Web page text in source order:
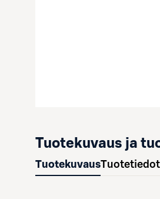
Tuotekuvaus ja
TuotekuvausTuotetiedot